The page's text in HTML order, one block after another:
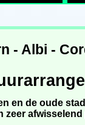
- Albi -
en de oude
zeer